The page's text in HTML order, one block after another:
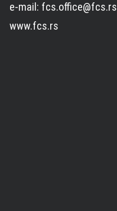
e-mail: fcs.office@fcs.rs
www.fcs.rs